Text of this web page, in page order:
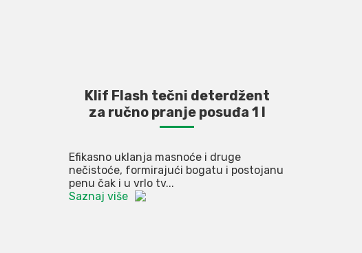
Klif Flash tečni deterdžent
za ručno pranje posuđa 1 l
Efikasno uklanja masnoće i druge
nečistoće, formirajući bogatu i postojanu
penu čak i u vrlo tv...
Saznaj više